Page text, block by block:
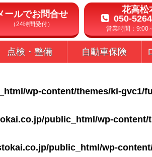
ールでお問合せ
（24時間受付）
花高松
050-
営業時間：9:00
点検・整備 自動車保険
wp-content/themes/ki-gvc1/
public_html/wp-
public_html/wp-